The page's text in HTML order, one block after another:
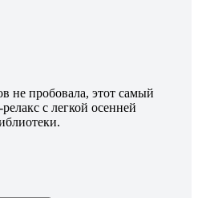
не пробовала, этот самый
с легкой осенней